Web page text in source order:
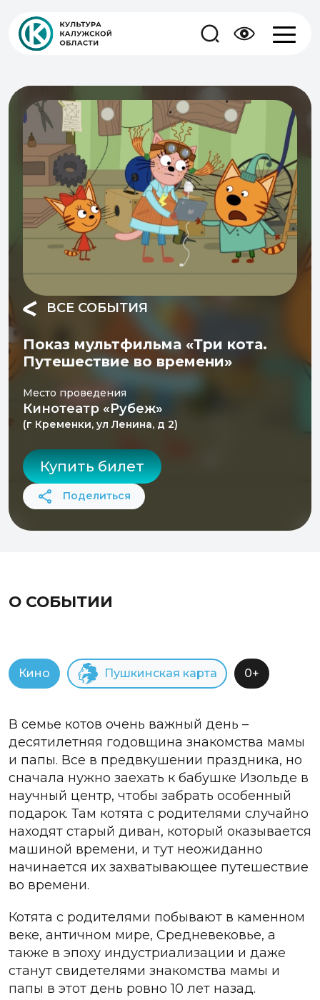
ВСЕ СОБЫТИЯ
Показ мультфильма «Три кота.
Путешествие во времени»
Место проведения
Кинотеатр «Рубеж»
(г Кременки, ул Ленина, д 2)
Купить билет
Поделиться
О СОБЫТИИ
Кино Пушкинская карта 0+
В семье котов очень важный день –
десятилетняя годовщина знакомства мамы
и папы. Все в предвкушении праздника, но
сначала нужно заехать к бабушке Изольде в
научный центр, чтобы забрать особенный
подарок. Там котята с родителями случайно
находят старый диван, который оказывается
машиной времени, и тут неожиданно
начинается их захватывающее путешествие
во времени.
Котята с родителями побывают в каменном
веке, античном мире, Средневековье, а
также в эпоху индустриализации и даже
станут свидетелями знакомства мамы и
папы в этот день ровно 10 лет назад.